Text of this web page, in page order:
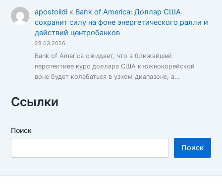
apostolidiк Bank of America: Доллар США
сохранит силу на фоне энергетического ралли и
действий центробанков
28.03.2026
Bank of America ожидает, что в ближайшей
перспективе курс доллара США к южнокорейской
воне будет колебаться в узком диапазоне, а…
Ссылки
Поиск
Поиск